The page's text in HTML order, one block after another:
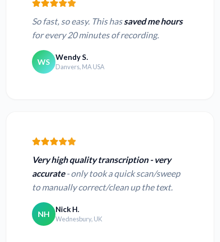
So fast, so easy. This hassaved me hours
for every 20 minutes of recording.
WS Wendy S.
Danvers, MA USA
Very high quality transcription - very
accurate- only took a quick scan/sweep
to manually correct/clean up the text.
NH Nick H.
Wednesbury, UK